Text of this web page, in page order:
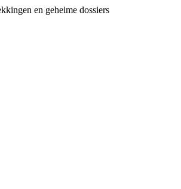
en geheime dossiers